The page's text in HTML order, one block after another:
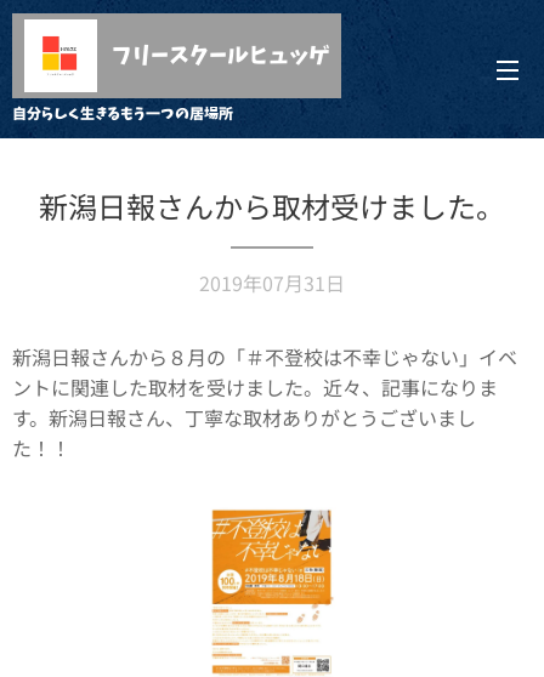
フリースクールヒュッゲ
自分らしく生きるもう一つの居場所
新潟日報さんから取材受けました。
2019年07月31日
新潟日報さんから８月の「＃不登校は不幸じゃない」イベ
ントに関連した取材を受けました。近々、記事になりま
す。新潟日報さん、丁寧な取材ありがとうございまし
た！！